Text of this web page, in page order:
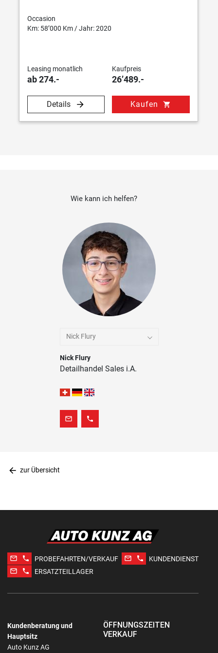
Occasion
Km: 58’000 Km / Jahr: 2020
Leasing monatlich
ab 274.-
Kaufpreis
26’489.-
Details Kaufen shopping_cart
Wie kann ich helfen?
Nick Flury
Nick Flury
Detailhandel Sales i.A.
mail_outline phone
arrow_back zur Übersicht
mail_outline phone PROBEFAHRTEN/VERKAUF mail_outline phone
KUNDENDIENST
mail_outline
phone ERSATZTEILLAGER
Kundenberatung und
Hauptsitz
Auto Kunz AG
ÖFFNUNGSZEITEN
VERKAUF